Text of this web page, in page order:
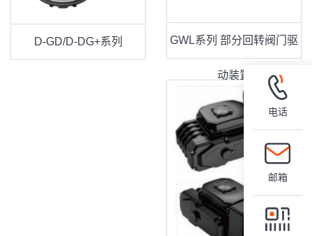
D-GD/D-DG+系列 GWL系列 部分回转阀门驱
动装置
电话
邮箱